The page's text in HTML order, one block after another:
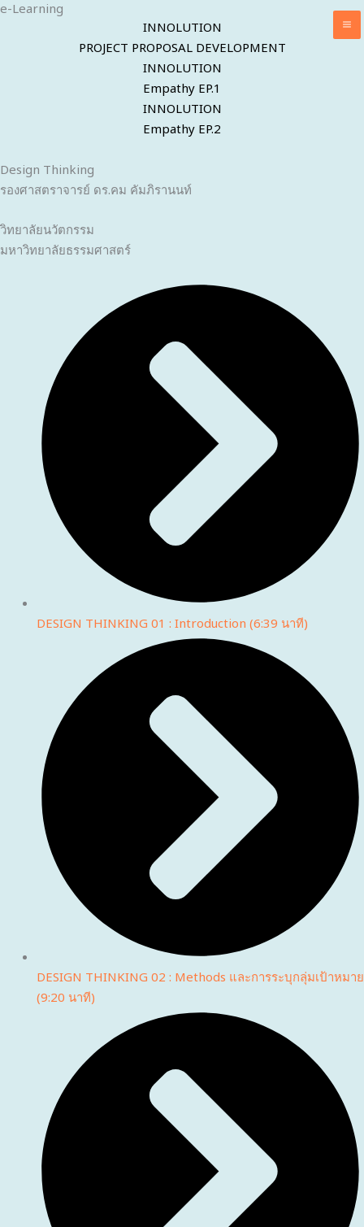
Skip
e-Learning
INNOLUTION
PROJECT PROPOSAL DEVELOPMENT
INNOLUTION
Empathy EP.1
INNOLUTION
Empathy EP.2
Design Thinking
รองศาสตราจารย์ ดร.คม คัมภิรานนท์
วิทยาลัยนวัตกรรม
มหาวิทยาลัยธรรมศาสตร์
DESIGN THINKING 01 : Introduction (6:39 นาที)
DESIGN THINKING 02 : Methods และการระบุกลุ่มเป้าหมาย
(9:20 นาที)